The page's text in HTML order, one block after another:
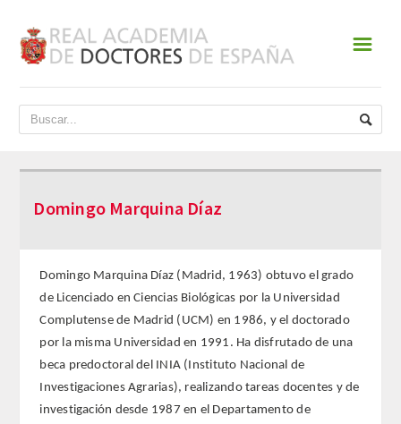
ACADEMIA
DATOS HISTÓRICOS
HISTORIA
JUNTA DE GOBIERNO
NORMATIVA
ESTATUTOS
☰
Domingo Marquina Díaz
Domingo Marquina Díaz (Madrid, 1963) obtuvo el grado
de Licenciado en Ciencias Biológicas por la Universidad
Complutense de Madrid (UCM) en 1986, y el doctorado
por la misma Universidad en 1991. Ha disfrutado de una
beca predoctoral del INIA (Instituto Nacional de
Investigaciones Agrarias), realizando tareas docentes y de
investigación desde 1987 en el Departamento de